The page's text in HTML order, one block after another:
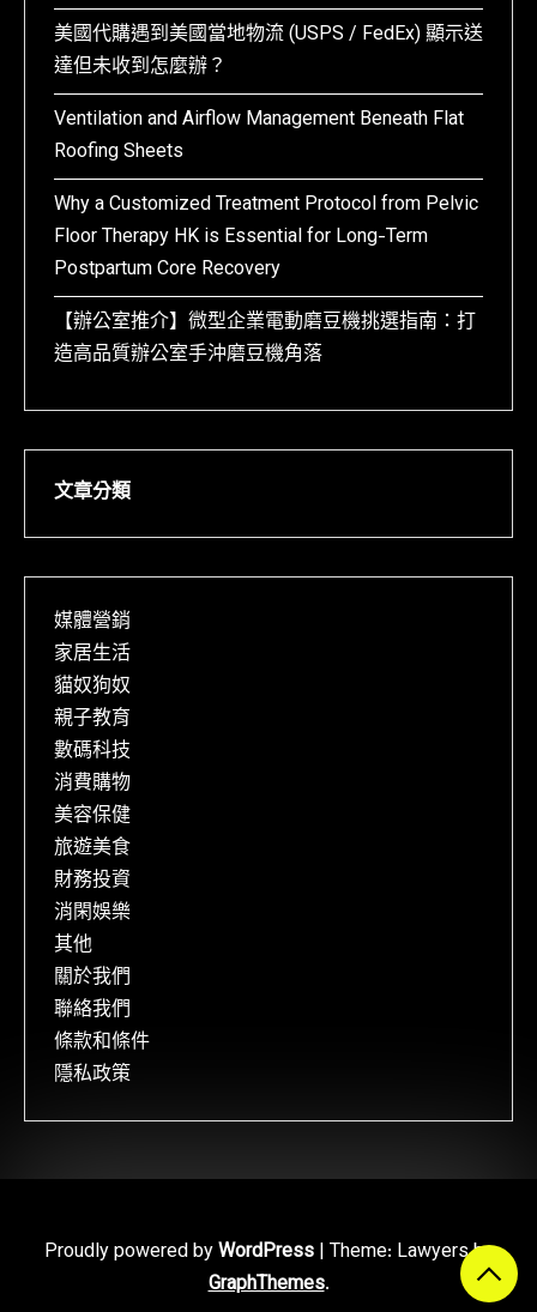
美國代購遇到美國當地物流 (USPS / FedEx) 顯示送
達但未收到怎麼辦？
Ventilation and Airflow Management Beneath Flat
Roofing Sheets
Why a Customized Treatment Protocol from Pelvic
Floor Therapy HK is Essential for Long-Term
Postpartum Core Recovery
【辦公室推介】微型企業電動磨豆機挑選指南：打
造高品質辦公室手沖磨豆機角落
文章分類
媒體營銷
家居生活
貓奴狗奴
親子教育
數碼科技
消費購物
美容保健
旅遊美食
財務投資
消閑娛樂
其他
關於我們
聯絡我們
條款和條件
隱私政策
Proudly powered byWordPress | Theme: Lawyers by
GraphThemes.